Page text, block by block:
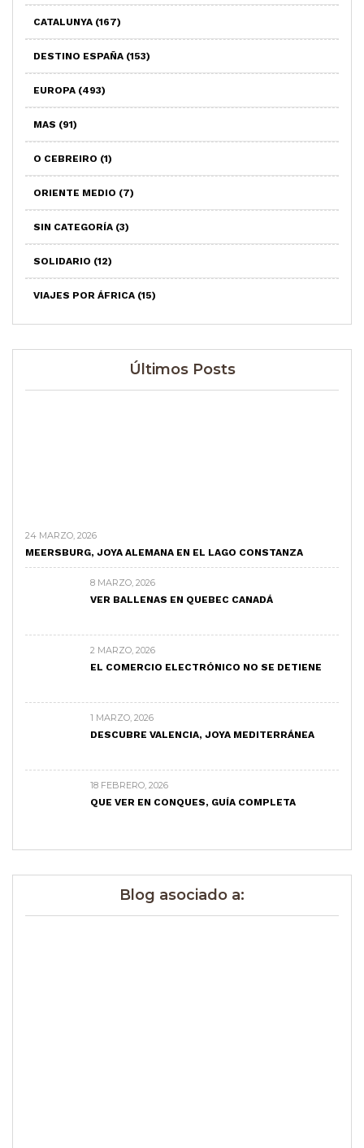
CATALUNYA (167)
DESTINO ESPAÑA (153)
EUROPA (493)
MAS (91)
O CEBREIRO (1)
ORIENTE MEDIO (7)
SIN CATEGORÍA (3)
SOLIDARIO (12)
VIAJES POR ÁFRICA (15)
Últimos Posts
24 MARZO, 2026
MEERSBURG, JOYA ALEMANA EN EL LAGO CONSTANZA
8 MARZO, 2026
VER BALLENAS EN QUEBEC CANADÁ
2 MARZO, 2026
EL COMERCIO ELECTRÓNICO NO SE DETIENE
1 MARZO, 2026
DESCUBRE VALENCIA, JOYA MEDITERRÁNEA
18 FEBRERO, 2026
QUE VER EN CONQUES, GUÍA COMPLETA
Blog asociado a: